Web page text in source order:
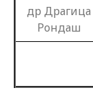
др Драгица
Рондаш